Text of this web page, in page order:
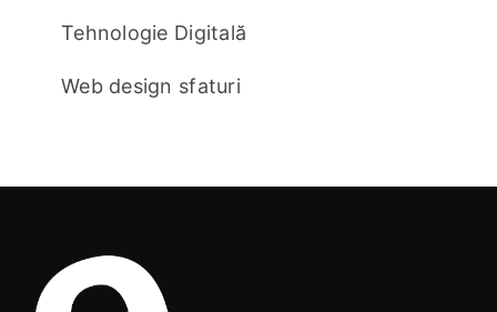
Tehnologie Digitală
Web design sfaturi